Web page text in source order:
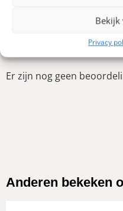
Bekijk
Privacy
Er zijn nog geen
Anderen bekeken